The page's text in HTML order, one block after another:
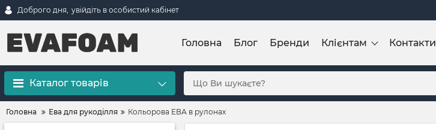
Доброго дня, увійдіть в особистий кабінет
Головна Блог Бренди Клієнтам Контакти
Каталог товарів
Головна Ева для рукоділля Кольорова ЕВА в рулонах